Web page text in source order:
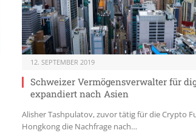
12. SEPTEMBER 2019
Schweizer Vermögensverwalter für
expandiert nach Asien
Alisher Tashpulatov, zuvor tätig für die Crypto
Hongkong die Nachfrage nach…